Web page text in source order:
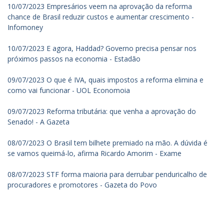
10/07/2023 Empresários veem na aprovação da reforma
chance de Brasil reduzir custos e aumentar crescimento -
Infomoney
10/07/2023 E agora, Haddad? Governo precisa pensar nos
próximos passos na economia - Estadão
09/07/2023 O que é IVA, quais impostos a reforma elimina e
como vai funcionar - UOL Economoia
09/07/2023 Reforma tributária: que venha a aprovação do
Senado! - A Gazeta
08/07/2023 O Brasil tem bilhete premiado na mão. A dúvida é
se vamos queimá-lo, afirma Ricardo Amorim - Exame
08/07/2023 STF forma maioria para derrubar penduricalho de
procuradores e promotores - Gazeta do Povo